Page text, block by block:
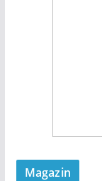
Magazin